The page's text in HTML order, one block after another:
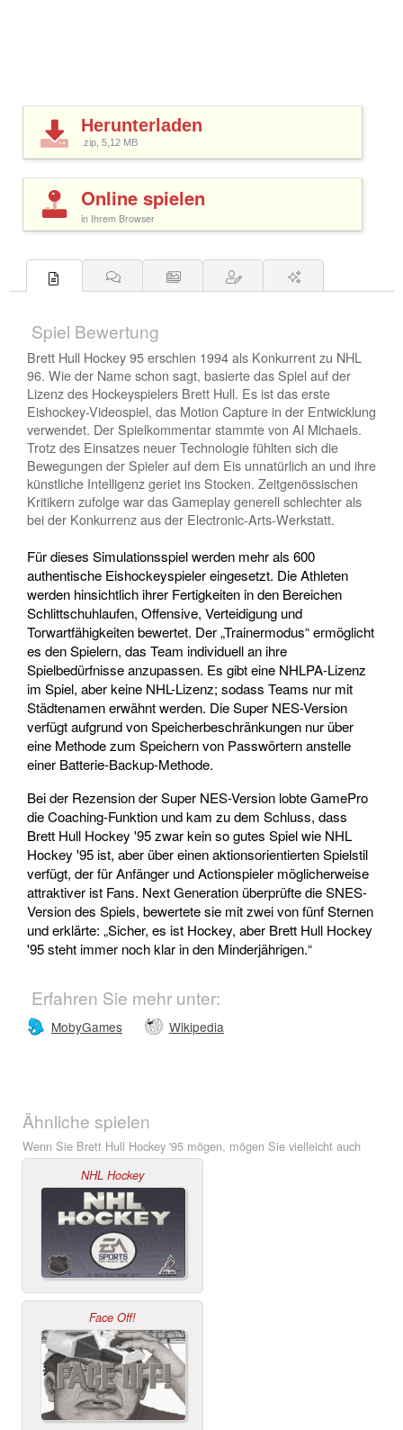
Herunterladen
.zip, 5,12 MB
Online spielen
in Ihrem Browser
Spiel Bewertung
Brett Hull Hockey 95 erschien 1994 als Konkurrent zu NHL
96. Wie der Name schon sagt, basierte das Spiel auf der
Lizenz des Hockeyspielers Brett Hull. Es ist das erste
Eishockey-Videospiel, das Motion Capture in der Entwicklung
verwendet. Der Spielkommentar stammte von Al Michaels.
Trotz des Einsatzes neuer Technologie fühlten sich die
Bewegungen der Spieler auf dem Eis unnatürlich an und ihre
künstliche Intelligenz geriet ins Stocken. Zeitgenössischen
Kritikern zufolge war das Gameplay generell schlechter als
bei der Konkurrenz aus der Electronic-Arts-Werkstatt.
Für dieses Simulationsspiel werden mehr als 600
authentische Eishockeyspieler eingesetzt. Die Athleten
werden hinsichtlich ihrer Fertigkeiten in den Bereichen
Schlittschuhlaufen, Offensive, Verteidigung und
Torwartfähigkeiten bewertet. Der „Trainermodus“ ermöglicht
es den Spielern, das Team individuell an ihre
Spielbedürfnisse anzupassen. Es gibt eine NHLPA-Lizenz
im Spiel, aber keine NHL-Lizenz; sodass Teams nur mit
Städtenamen erwähnt werden. Die Super NES-Version
verfügt aufgrund von Speicherbeschränkungen nur über
eine Methode zum Speichern von Passwörtern anstelle
einer Batterie-Backup-Methode.
Bei der Rezension der Super NES-Version lobte GamePro
die Coaching-Funktion und kam zu dem Schluss, dass
Brett Hull Hockey '95 zwar kein so gutes Spiel wie NHL
Hockey '95 ist, aber über einen aktionsorientierten Spielstil
verfügt, der für Anfänger und Actionspieler möglicherweise
attraktiver ist Fans. Next Generation überprüfte die SNES-
Version des Spiels, bewertete sie mit zwei von fünf Sternen
und erklärte: „Sicher, es ist Hockey, aber Brett Hull Hockey
'95 steht immer noch klar in den Minderjährigen.“
Erfahren Sie mehr unter:
MobyGames Wikipedia
Ähnliche spielen
Wenn Sie Brett Hull Hockey '95 mögen, mögen Sie vielleicht auch
NHL Hockey
Face Off!